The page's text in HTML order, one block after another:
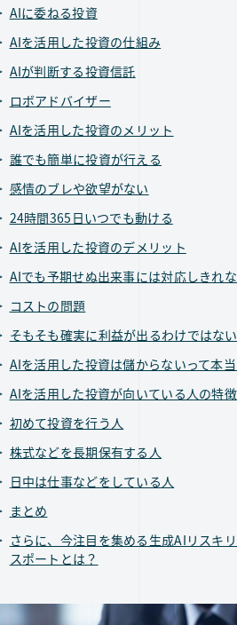
AIに委ねる投資
AIを活用した投資の仕組み
AIが判断する投資信託
ロボアドバイザー
AIを活用した投資のメリット
誰でも簡単に投資が行える
感情のブレや欲望がない
24時間365日いつでも動ける
AIを活用した投資のデメリット
AIでも予期せぬ出来事には対応しきれ
コストの問題
そもそも確実に利益が出るわけではない
AIを活用した投資は儲からないって本当
AIを活用した投資が向いている人の特徴
初めて投資を行う人
株式などを長期保有する人
日中は仕事などをしている人
まとめ
さらに、今注目を集める生成AIリスキ
スポートとは？